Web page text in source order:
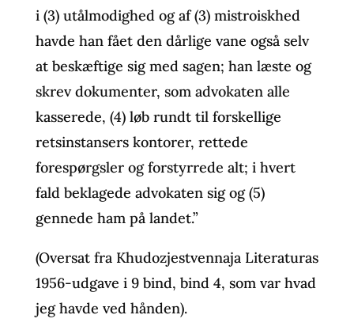
i (3) utålmodighed og af (3) mistroiskhed
havde han fået den dårlige vane også selv
at beskæftige sig med sagen; han læste og
skrev dokumenter, som advokaten alle
kasserede, (4) løb rundt til forskellige
retsinstansers kontorer, rettede
forespørgsler og forstyrrede alt; i hvert
fald beklagede advokaten sig og (5)
gennede ham på landet.”
(Oversat fra Khudozjestvennaja Literaturas
1956-udgave i 9 bind, bind 4, som var hvad
jeg havde ved hånden).